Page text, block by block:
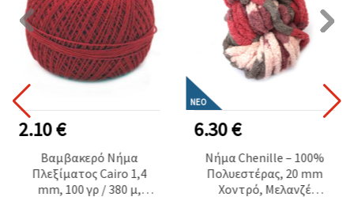
2.10 €
Βαμβακερό Νήμα
Πλεξίματος Cairo 1,4
mm, 100 γρ / 380 μ,
ΝΈΟ
6.30 €
Νήμα Chenille – 100%
Πολυεστέρας, 20 mm
Χοντρό, Μελανζέ